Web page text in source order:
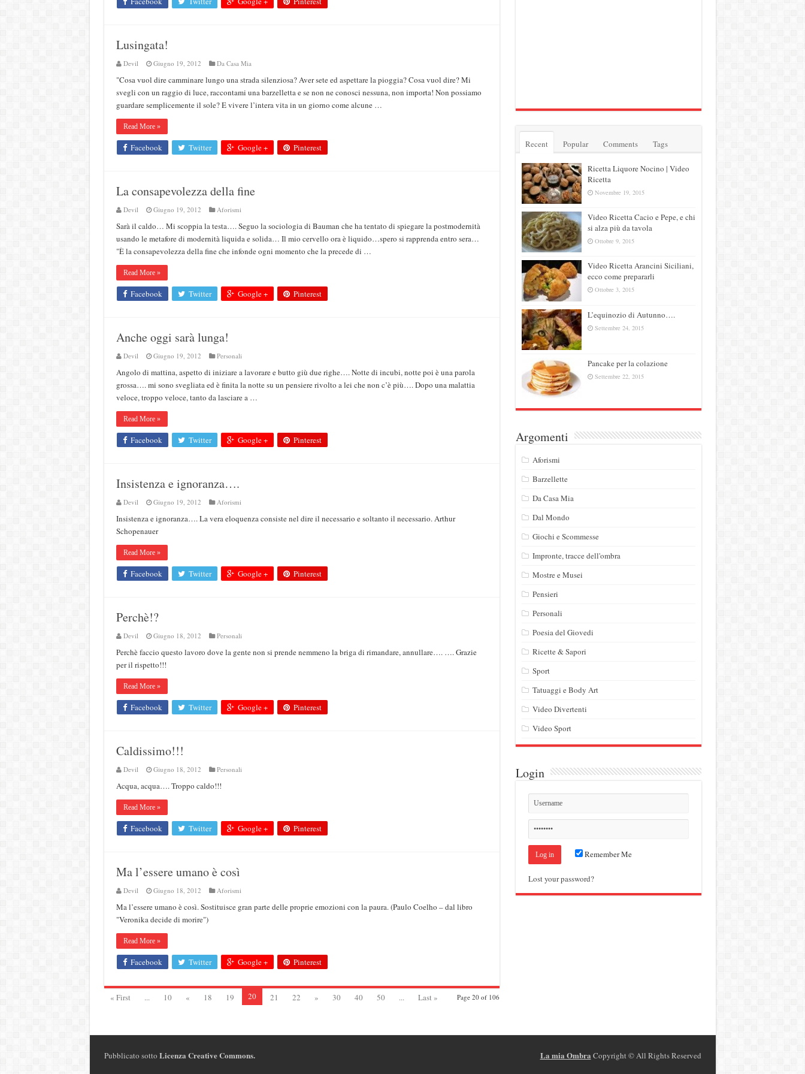
Lusingata!
Devil Giugno 19, 2012 Da Casa Mia
"Cosa vuol dire camminare lungo una strada silenziosa? Aver sete ed aspettare la pioggia? Cosa vuol dire? Mi
svegli con un raggio di luce, raccontami una barzelletta e se non ne conosci nessuna, non importa! Non possiamo
guardare semplicemente il sole? E vivere l’intera vita in un giorno come alcune …
Read More »
Facebook Twitter Google + Pinterest
La consapevolezza della fine
Devil Giugno 19, 2012 Aforismi
Sarà il caldo… Mi scoppia la testa…. Seguo la sociologia di Bauman che ha tentato di spiegare la postmodernità
usando le metafore di modernità liquida e solida… Il mio cervello ora è liquido…spero si rapprenda entro sera…
"È la consapevolezza della fine che infonde ogni momento che la precede di …
Read More »
Facebook Twitter Google + Pinterest
Anche oggi sarà lunga!
Devil Giugno 19, 2012 Personali
Angolo di mattina, aspetto di iniziare a lavorare e butto giù due righe…. Notte di incubi, notte poi è una parola
grossa…. mi sono svegliata ed è finita la notte su un pensiere rivolto a lei che non c’è più…. Dopo una malattia
veloce, troppo veloce, tanto da lasciare a …
Read More »
Facebook Twitter Google + Pinterest
Insistenza e ignoranza….
Devil Giugno 19, 2012 Aforismi
Insistenza e ignoranza…. La vera eloquenza consiste nel dire il necessario e soltanto il necessario. Arthur
Schopenauer
Read More »
Facebook Twitter Google + Pinterest
Perchè!?
Devil Giugno 18, 2012 Personali
Perchè faccio questo lavoro dove la gente non si prende nemmeno la briga di rimandare, annullare…. …. Grazie
per il rispetto!!!
Read More »
Facebook Twitter Google + Pinterest
Caldissimo!!!
Devil Giugno 18, 2012 Personali
Acqua, acqua…. Troppo caldo!!!
Read More »
Facebook Twitter Google + Pinterest
Ma l’essere umano è così
Devil Giugno 18, 2012 Aforismi
Ma l’essere umano è così. Sostituisce gran parte delle proprie emozioni con la paura. (Paulo Coelho – dal libro
"Veronika decide di morire")
Read More »
Facebook Twitter Google + Pinterest
Page 20 of 106
« First ... 10 « 18 19 20 21 22 » 30 40 50 ... Last »
Recent Popular Comments Tags
Ricetta Liquore Nocino | Video
Ricetta
Novembre 19, 2015
Video Ricetta Cacio e Pepe, e chi
si alza più da tavola
Ottobre 9, 2015
Video Ricetta Arancini Siciliani,
ecco come prepararli
Ottobre 3, 2015
L’equinozio di Autunno….
Settembre 24, 2015
Pancake per la colazione
Settembre 22, 2015
Argomenti
Aforismi
Barzellette
Da Casa Mia
Dal Mondo
Giochi e Scommesse
Impronte, tracce dell'ombra
Mostre e Musei
Pensieri
Personali
Poesia del Giovedi
Ricette & Sapori
Sport
Tatuaggi e Body Art
Video Divertenti
Video Sport
Login
Remember Me
Lost your password?
La mia Ombra Copyright ©All Rights Reserved
Pubblicato sotto Licenza Creative Commons.